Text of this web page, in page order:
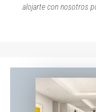
alojarte con nosotros